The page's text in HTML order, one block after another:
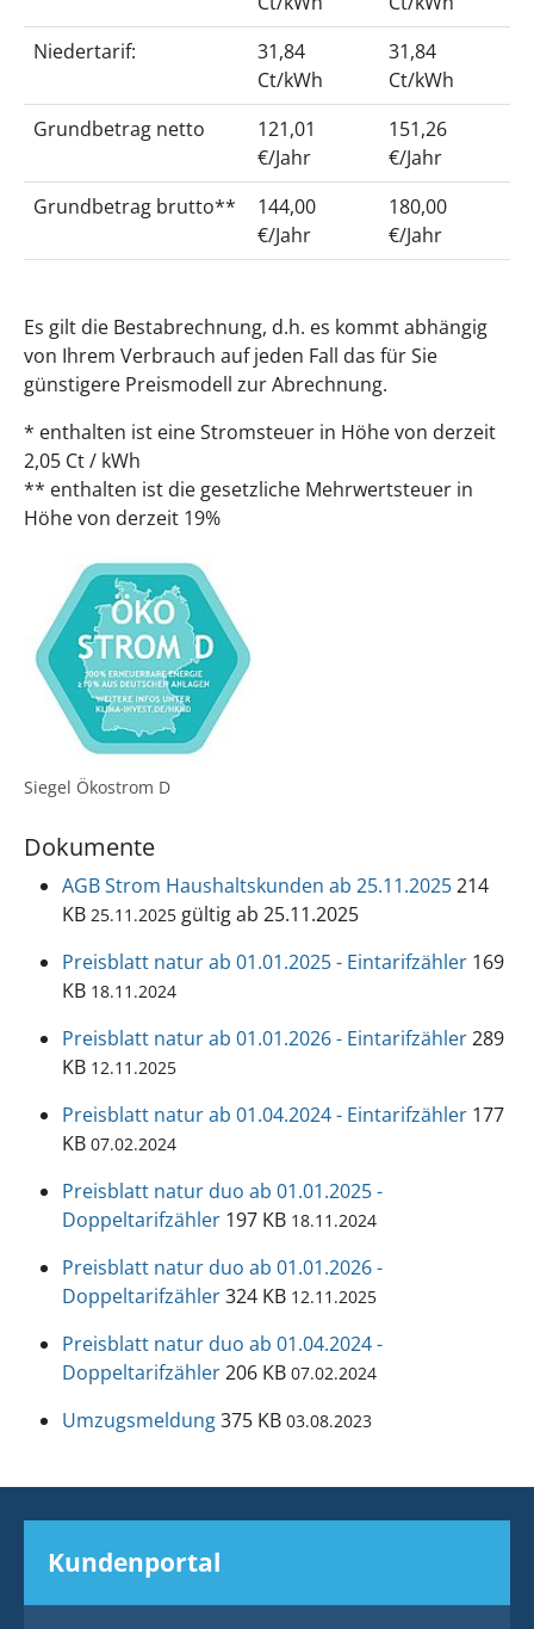
Niedertarif:
31,84
Ct/kWh
31,84
Ct/kWh
Grundbetrag netto
121,01
€/Jahr
151,26
€/Jahr
Grundbetrag brutto**
144,00
€/Jahr
180,00
€/Jahr
Siegel Ökostrom D
Es gilt die Bestabrechnung, d.h. es kommt abhängig
von Ihrem Verbrauch auf jeden Fall das für Sie
günstigere Preismodell zur Abrechnung.
* enthalten ist eine Stromsteuer in Höhe von derzeit
2,05 Ct / kWh
** enthalten ist die gesetzliche Mehrwertsteuer in
Höhe von derzeit 19%
Dokumente
AGB Strom Haushaltskunden ab 25.11.2025214
KB 25.11.2025 gültig ab 25.11.2025
Preisblatt natur ab 01.01.2025 - Eintarifzähler 169
KB 18.11.2024
Preisblatt natur ab 01.01.2026 - Eintarifzähler289
KB 12.11.2025
Preisblatt natur ab 01.04.2024 - Eintarifzähler 177
KB 07.02.2024
Preisblatt natur duo ab 01.01.2025 -
Doppeltarifzähler 197 KB 18.11.2024
Preisblatt natur duo ab 01.01.2026 -
Doppeltarifzähler324 KB 12.11.2025
Preisblatt natur duo ab 01.04.2024 -
Doppeltarifzähler206 KB 07.02.2024
Umzugsmeldung375 KB 03.08.2023
Kundenportal